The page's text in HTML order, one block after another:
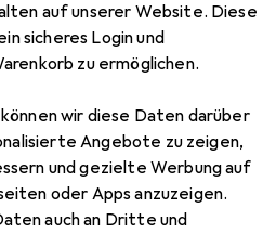
auf unserer Website. Diese
sicheres Login und
zu ermöglichen.
wir diese Daten darüber
Angebote zu zeigen,
und gezielte Werbung auf
oder Apps anzuzeigen.
auch an Dritte und
Oldonina
zum Produkt vidaXL
Matratze.